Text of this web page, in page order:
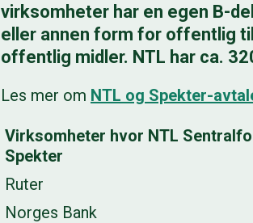
virksomheter har en egen B-
eller annen form for offentlig
offentlig midler. NTL har ca.
Les mer om NTL og Spekter-
Virksomheter hvor NTL
Spekter
Ruter
Norges Bank